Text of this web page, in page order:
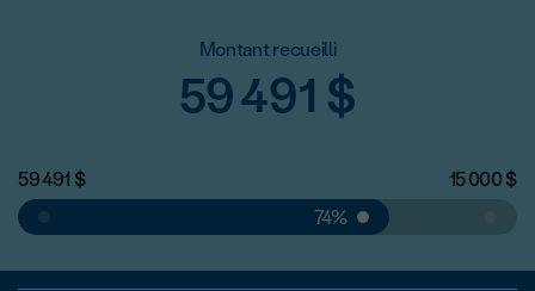
Montant recueilli
59 491 $
59 491 $ 15 000$
74%